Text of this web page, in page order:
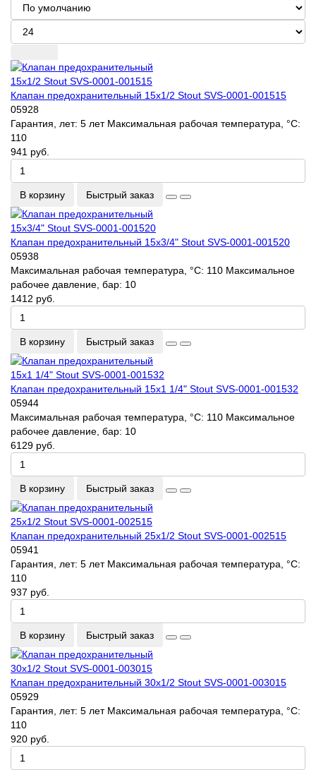
Клапан предохранительный 15x1/2 Stout SVS-0001-001515
05928
Гарантия, лет: 5 летМаксимальная рабочая температура, °С:
110
941 руб.
В корзину Быстрый заказ
Клапан предохранительный 15х3/4" Stout SVS-0001-001520
05938
Максимальная рабочая температура, °С: 110 Максимальное
рабочее давление, бар: 10
1412 руб.
В корзину Быстрый заказ
Клапан предохранительный 15х1 1/4" Stout SVS-0001-001532
05944
Максимальная рабочая температура, °С: 110 Максимальное
рабочее давление, бар: 10
6129 руб.
В корзину Быстрый заказ
Клапан предохранительный 25x1/2 Stout SVS-0001-002515
05941
Гарантия, лет: 5 летМаксимальная рабочая температура, °С:
110
937 руб.
В корзину Быстрый заказ
Клапан предохранительный 30x1/2 Stout SVS-0001-003015
05929
Гарантия, лет: 5 летМаксимальная рабочая температура, °С:
110
920 руб.